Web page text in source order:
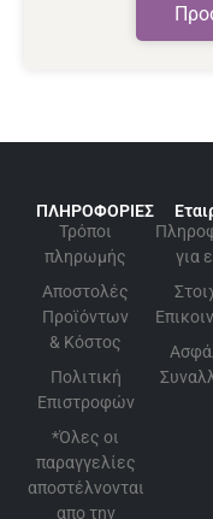
ΠΛΗΡΟΦΟΡΙΕΣ
Τρόποι
πληρωμής
Αποστολές
Προϊόντων
& Κόστος
Πολιτική
Επιστροφών
*Όλες οι
παραγγελίες
αποστέλνονται
απο την
για